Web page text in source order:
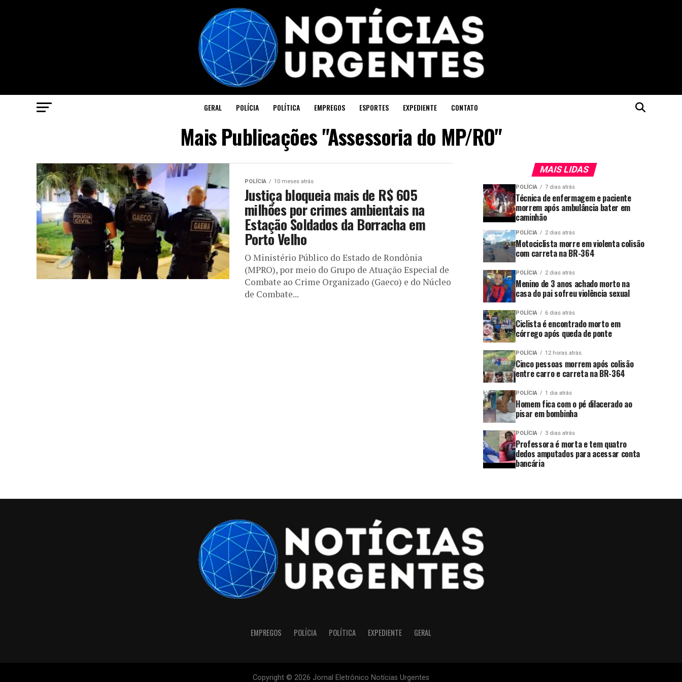
GERAL POLÍCIA POLÍTICA EMPREGOS ESPORTES EXPEDIENTE CONTATO
Mais Publicações "Assessoria do MP/RO"
POLÍCIA 10 meses atrás
Justiça bloqueia mais de R$ 605
milhões por crimes ambientais na
Estação Soldados da Borracha em
Porto Velho
O Ministério Público do Estado de Rondônia
(MPRO), por meio do Grupo de Atuação Especial de
Combate ao Crime Organizado (Gaeco) e do Núcleo
de Combate...
MAIS LIDAS
POLÍCIA 7 dias atrás
Técnica de enfermagem e paciente
morrem após ambulância bater em
caminhão
POLÍCIA 2 dias atrás
Motociclista morre em violenta colisão
com carreta na BR-364
POLÍCIA 2 dias atrás
Menino de 3 anos achado morto na
casa do pai sofreu violência sexual
POLÍCIA 6 dias atrás
Ciclista é encontrado morto em
córrego após queda de ponte
POLÍCIA 12 horas atrás
Cinco pessoas morrem após colisão
entre carro e carreta na BR-364
POLÍCIA 1 dia atrás
Homem fica com o pé dilacerado ao
pisar em bombinha
POLÍCIA 3 dias atrás
Professora é morta e tem quatro
dedos amputados para acessar conta
bancária
EMPREGOS POLÍCIA POLÍTICA EXPEDIENTE GERAL
Copyright © 2026 Jornal Eletrônico Notícias Urgentes